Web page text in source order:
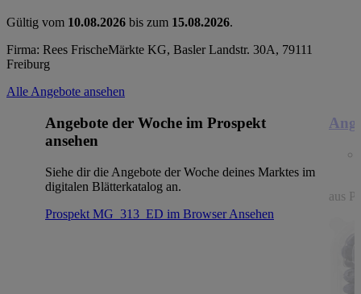
Gültig vom 10.08.2026 bis zum 15.08.2026.
Firma: Rees FrischeMärkte KG, Basler Landstr. 30A, 79111
Freiburg
Alle Angebote ansehen
Angebote der Woche im Prospekt
ansehen
Siehe dir die Angebote der Woche deines Marktes im
digitalen Blätterkatalog an.
Prospekt MG_313_ED im BrowserAnsehen
aus